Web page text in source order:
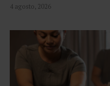
4 agosto, 2026